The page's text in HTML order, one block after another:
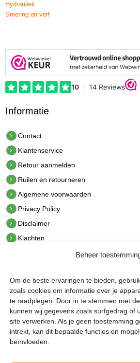
Beheer
Om de beste ervaringen te bieden,
zoals cookies om informatie over je
te raadplegen. Door in te stemmen met
kunnen wij gegevens zoals surfgedrag of
site verwerken. Als je geen toestemming
intrekt, kan dit bepaalde functies en
beïnvloeden.
Hydrauliek
Smering en verf
Informatie
Contact
Klantenservice
Retour aanmelden
Ruilen en retourneren
Algemene voorwaarden
Privacy Policy
Disclaimer
Klachten
hetindustriehuis B.V.
De Hoek 1 1601 MR Enkhuizen
t.0228 53 00 40
e.info@hetindustriehuis.com
KVK 51483904
BTW NL850044522B01